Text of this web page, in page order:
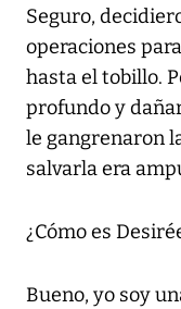
Seguro,
operaciones
hasta el tobillo.
profundo y
le gangrenaron
salvarla era
¿Cómo es
Bueno, yo soy